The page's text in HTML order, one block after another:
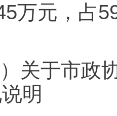
万元，占
）关于市政
明